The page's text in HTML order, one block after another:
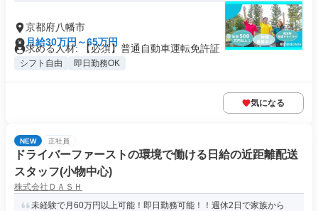
京都府八幡市
月給30万円～65万円
求める人材: 【必須】普通自動車運転免許証
シフト自由 即日勤務OK
気になる
NEW 正社員
ドライバーファーストの環境で働ける日給の近距離配送
スタッフ(小物中心)
株式会社ＤＡＳＨ
未経験で月60万円以上可能！即日勤務可能！！週休2日で家族から